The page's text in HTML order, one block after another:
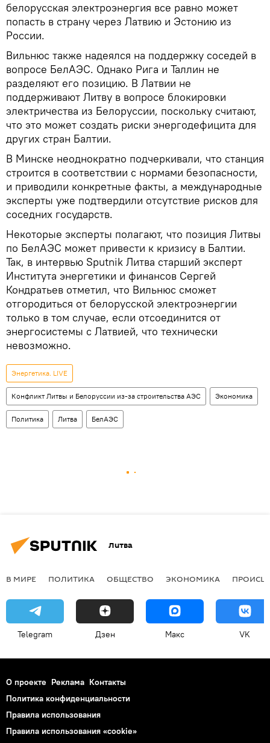
белорусская электроэнергия все равно может
попасть в страну через Латвию и Эстонию из
России.
Вильнюс также надеялся на поддержку соседей в
вопросе БелАЭС. Однако Рига и Таллин не
разделяют его позицию. В Латвии не
поддерживают Литву в вопросе блокировки
электричества из Белоруссии, поскольку считают,
что это может создать риски энергодефицита для
других стран Балтии.
В Минске неоднократно подчеркивали, что станция
строится в соответствии с нормами безопасности,
и приводили конкретные факты, а международные
эксперты уже подтвердили отсутствие рисков для
соседних государств.
Некоторые эксперты полагают, что позиция Литвы
по БелАЭС может привести к кризису в Балтии.
Так, в интервью Sputnik Литва старший эксперт
Института энергетики и финансов Сергей
Кондратьев отметил, что Вильнюс сможет
отгородиться от белорусской электроэнергии
только в том случае, если отсоединится от
энергосистемы с Латвией, что технически
невозможно.
Энергетика. LIVE
Конфликт Литвы и Белоруссии из-за строительства АЭС Экономика
Политика Литва БелАЭС
Литва
В МИРЕ ПОЛИТИКА ОБЩЕСТВО ЭКОНОМИКА
Telegram Дзен Макс VK
О проекте Реклама Контакты
Политика конфиденциальности
Правила использования
Правила использования «cookie»